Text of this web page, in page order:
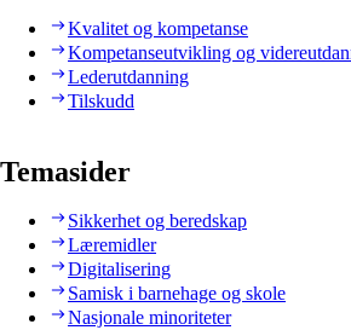
Kvalitet og kompetanse
Kompetanseutvikling og
Lederutdanning
Tilskudd
Temasider
Sikkerhet og beredskap
Læremidler
Digitalisering
Samisk i barnehage og skole
Nasjonale minoriteter